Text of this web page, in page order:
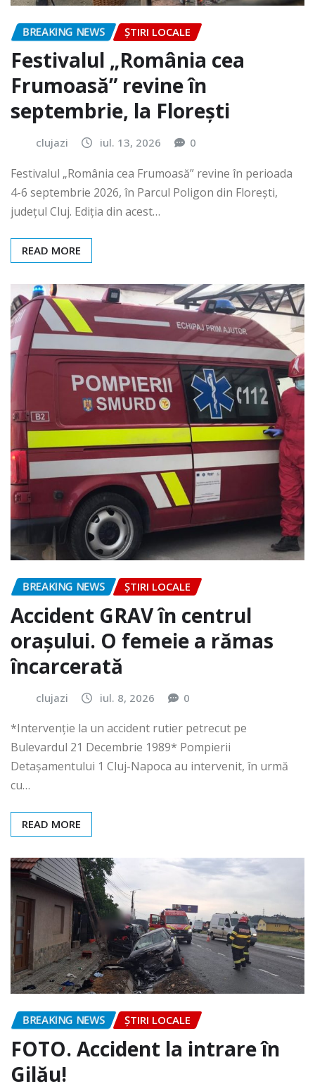
BREAKING NEWS ȘTIRI LOCALE
Festivalul „România cea
Frumoasă” revine în
septembrie, la Florești
clujazi iul. 13, 2026 0
Festivalul „România cea Frumoasă” revine în perioada
4-6 septembrie 2026, în Parcul Poligon din Floreşti,
județul Cluj. Ediția din acest…
READ MORE
BREAKING NEWS ȘTIRI LOCALE
Accident GRAV în centrul
orașului. O femeie a rămas
încarcerată
clujazi iul. 8, 2026 0
*Intervenție la un accident rutier petrecut pe
Bulevardul 21 Decembrie 1989* Pompierii
Detașamentului 1 Cluj-Napoca au intervenit, în urmă
cu…
READ MORE
BREAKING NEWS ȘTIRI LOCALE
FOTO. Accident la intrare în
Gilău!